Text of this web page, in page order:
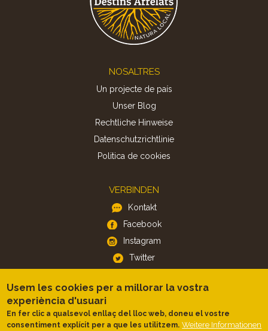
NOSALTRES
Un projecte de país
Unser Blog
Rechtliche Hinweise
Datenschutzrichtlinie
Politica de cookies
VERBINDEN
Kontakt
Facebook
Instagram
Twitter
APP
iOS
Android
Usem les cookies per a millorar la vostra
experiència d'usuari
En fer clic a qualsevol enllaç del lloc web, doneu el vostre
consentiment explícit per a que les utilitzem. Weitere Informationen